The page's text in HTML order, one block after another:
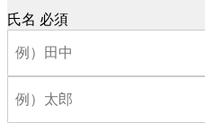
氏名 必須